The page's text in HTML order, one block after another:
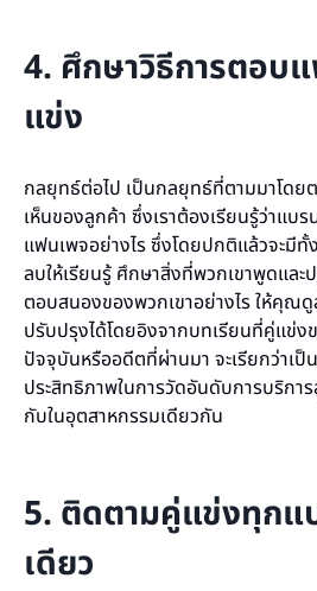
4. ศึกษาวิธีการตอบ
แข่ง
กลยุทธ์ต่อไป เป็นกลยุทธ์ที่ตามมาโดย
เห็นของลูกค้า ซึ่งเราต้องเรียนรู้ว่าแ
แฟนเพจอย่างไร ซึ่งโดยปกติแล้วจะมีทั้
ลบให้เรียนรู้ ศึกษาสิ่งที่พวกเขาพูดแล
ตอบสนองของพวกเขาอย่างไร ให้คุณ
ปรับปรุงได้โดยอิงจากบทเรียนที่คู่แข่
ปัจจุบันหรืออดีตที่ผ่านมา จะเรียกว่าเ
ประสิทธิภาพในการวัดอันดับการบริก
กับในอุตสาหกรรมเดียวกัน
5. ติดตามคู่แข่งทุกแ
เดียว